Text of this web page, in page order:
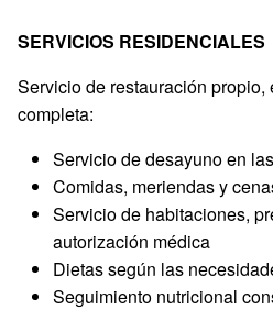
SERVICIOS RESIDENCIALES
Servicio de restauración
completa:
Servicio de desayuno en
Comidas, meriendas y
Servicio de habitaciones,
autorización médica
Dietas según las
Seguimiento nutricional